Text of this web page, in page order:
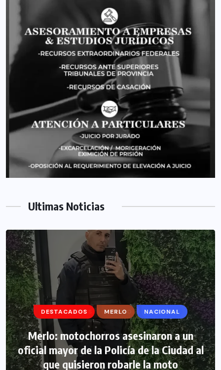
Ultimas Noticias
DESTACADOS MERLO NACIONAL
Merlo: motochorros asesinaron a un
oficial mayor de la Policía de la Ciudad al
que quisieron robarle la moto
DESTACADOS MERLO MORÓN
Morón: se negó a declarar la funcionaria
narco y seguirá detenida camino a
prisión preventiva